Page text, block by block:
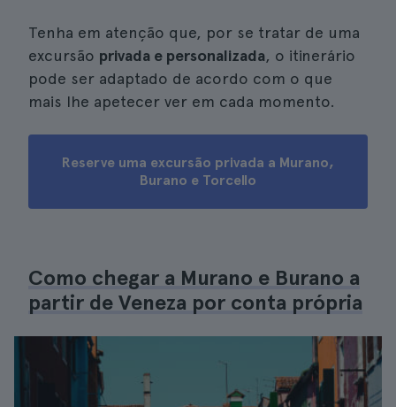
Tenha em atenção que, por se tratar de uma
excursão privada e personalizada, o itinerário
pode ser adaptado de acordo com o que
mais lhe apetecer ver em cada momento.
Reserve uma excursão privada a Murano,
Burano e Torcello
Como chegar a Murano e Burano a
partir de Veneza por conta própria